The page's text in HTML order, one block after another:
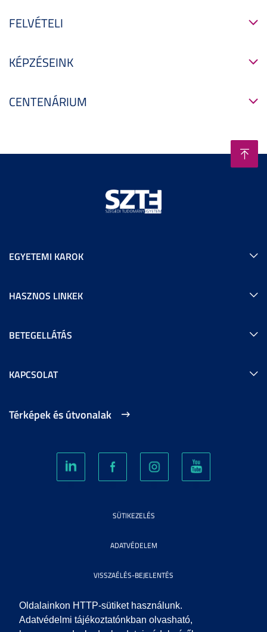
Oldalainkon HTTP-sütiket használunk.
Adatvédelmi tájékoztatónkban olvasható,
FELVÉTELI
KÉPZÉSEINK
CENTENÁRIUM
EGYETEMI KAROK
HASZNOS LINKEK
BETEGELLÁTÁS
KAPCSOLAT
Térképek és útvonalak
SÜTIKEZELÉS
ADATVÉDELEM
VISSZAÉLÉS-BEJELENTÉS
KÖZÉRDEKŰ ADATOK